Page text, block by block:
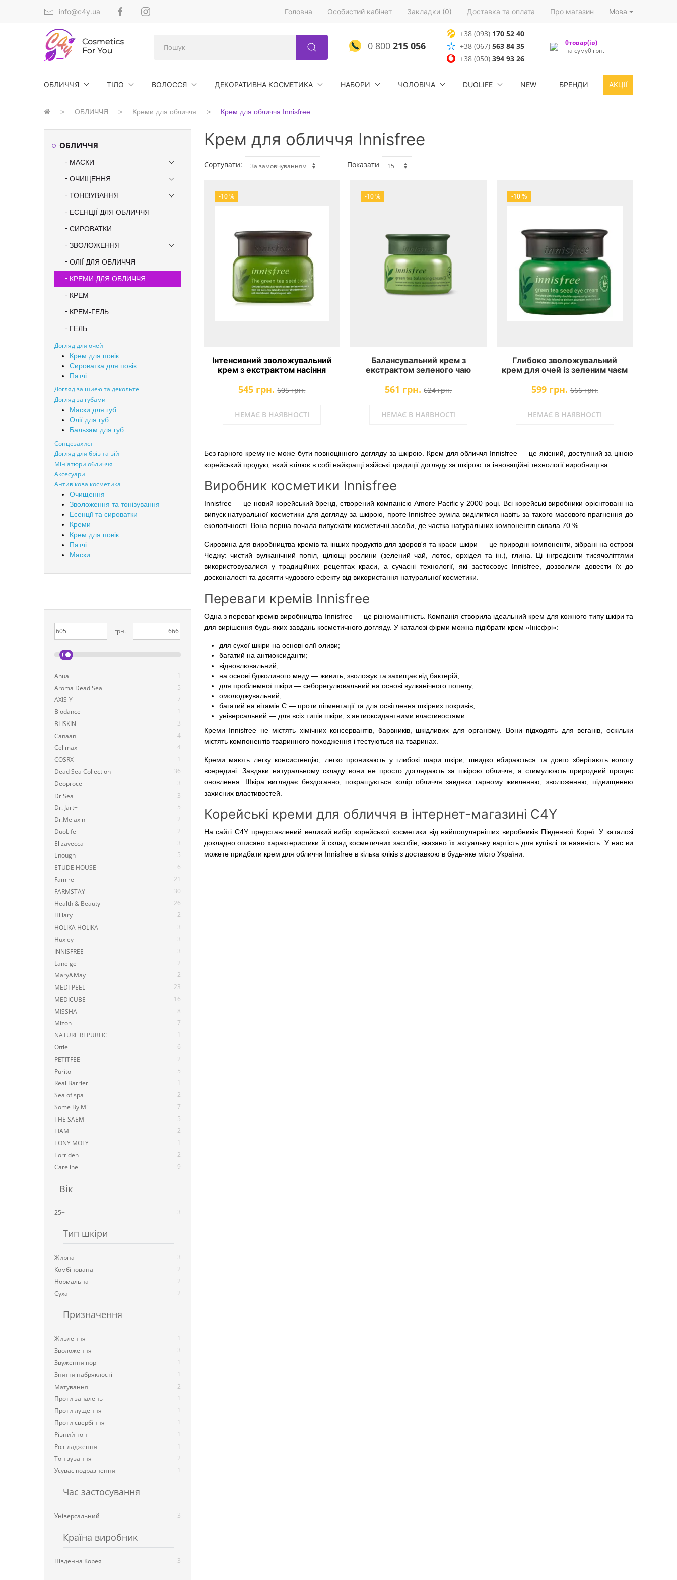
info@c4y.ua Головна Особистий кабінет Закладки (0) Доставка та оплата Про магазин Мова
0 800215 056
+38 (093) 170 52 40
+38 (067) 563 84 35
+38 (050)394 93 26
0товар(ів)
на суму0 грн.
ОБЛИЧЧЯ ТІЛО ВОЛОССЯ ДЕКОРАТИВНА КОСМЕТИКА НАБОРИ ЧОЛОВІЧА DUOLIFE NEW БРЕНДИ АКЦІЇ
ОБЛИЧЧЯ Креми для обличчя Крем для обличчя Innisfree
ОБЛИЧЧЯ
МАСКИ
ОЧИЩЕННЯ
ТОНІЗУВАННЯ
ЕСЕНЦІЇ ДЛЯ ОБЛИЧЧЯ
СИРОВАТКИ
ЗВОЛОЖЕННЯ
ОЛІЇ ДЛЯ ОБЛИЧЧЯ
КРЕМИ ДЛЯ ОБЛИЧЧЯ
КРЕМ
КРЕМ-ГЕЛЬ
ГЕЛЬ
Догляд для очей
Крем для повік
Сироватка для повік
Патчі
Догляд за шиєю та декольте
Догляд за губами
Маски для губ
Олії для губ
Бальзам для губ
Сонцезахист
Догляд для брів та вій
Мініатюри обличчя
Аксесуари
Антивікова косметика
Очищення
Зволоження та тонізування
Есенції та сироватки
Креми
Крем для повік
Патчі
Маски
грн.
Anua
1
Aroma Dead Sea
5
AXIS-Y
7
Biodance
1
BLISKIN
3
Canaan
4
Celimax
4
COSRX
1
Dead Sea Collection
36
Deoproce
3
Dr Sea
3
Dr. Jart+
5
Dr.Melaxin
2
DuoLife
2
Elizavecca
3
Enough
5
ETUDE HOUSE
6
Famirel
21
FARMSTAY
30
Health & Beauty
26
Hillary
2
HOLIKA HOLIKA
3
Huxley
3
INNISFREE
3
Laneige
2
Mary&May
2
MEDI-PEEL
23
MEDICUBE
16
MISSHA
8
Mizon
7
NATURE REPUBLIC
1
Ottie
6
PETITFEE
2
Purito
5
Real Barrier
1
Sea of spa
2
Some By Mi
7
THE SAEM
5
TIAM
2
TONY MOLY
1
Torriden
2
Careline
9
Вік
25+ 3
Тип шкіри
Жирна
3
Комбінована
2
Нормальна
2
Суха
2
Призначення
Живлення
1
Зволоження
3
Звуження пор
1
Зняття набряклості
1
Матування
2
Проти запалень
1
Проти лущення
1
Проти свербіння
1
Рівний тон
1
Розгладження
1
Тонізування
2
Усуває подразнення
1
Час застосування
Універсальний 3
Країна виробник
Південна Корея 3
Крем для обличчя Innisfree
Сортувати: Показати
-10 %
Інтенсивний зволожувальний
крем з екстрактом насіння
зеленого чаю Innisfree The
Green Tea Seed Cream
545 грн. 605 грн.
НЕМАЄ В НАЯВНОСТІ
-10 %
Балансувальний крем з
екстрактом зеленого чаю
Innisfree Green Tea Balancing
Cream EX
561 грн. 624 грн.
НЕМАЄ В НАЯВНОСТІ
-10 %
Глибоко зволожувальний
крем для очей із зеленим чаєм
Innisfree Green Tea Seed Eye
Cream
599 грн. 666 грн.
НЕМАЄ В НАЯВНОСТІ
Без гарного крему не може бути повноцінного догляду за шкірою. Крем для обличчя Innisfree — це якісний, доступний за ціною
корейський продукт, який втілює в собі найкращі азійські традиції догляду за шкірою та інноваційні технології виробництва.
Виробник косметики Innisfree
Innisfree — це новий корейський бренд, створений компанією Amore Pacific у 2000 році. Всі корейські виробники орієнтовані на
випуск натуральної косметики для догляду за шкірою, проте Innisfree зуміла виділитися навіть за такого масового прагнення до
екологічності. Вона перша почала випускати косметичні засоби, де частка натуральних компонентів склала 70 %.
Сировина для виробництва кремів та інших продуктів для здоров'я та краси шкіри — це природні компоненти, зібрані на острові
Чеджу: чистий вулканічний попіл, цілющі рослини (зелений чай, лотос, орхідея та ін.), глина. Ці інгредієнти тисячоліттями
використовувалися у традиційних рецептах краси, а сучасні технології, які застосовує Innisfree, дозволили довести їх до
досконалості та досягти чудового ефекту від використання натуральної косметики.
Переваги кремів Innisfree
Одна з переваг кремів виробництва Innisfree — це різноманітність. Компанія створила ідеальний крем для кожного типу шкіри та
для вирішення будь-яких завдань косметичного догляду. У каталозі фірми можна підібрати крем «Інісфрі»:
для сухої шкіри на основі олії оливи;
багатий на антиоксиданти;
відновлювальний;
на основі бджолиного меду — живить, зволожує та захищає від бактерій;
для проблемної шкіри — себорегулювальний на основі вулканічного попелу;
омолоджувальний;
багатий на вітамін С — проти пігментації та для освітлення шкірних покривів;
універсальний — для всіх типів шкіри, з антиоксидантними властивостями.
Креми Innisfree не містять хімічних консервантів, барвників, шкідливих для організму. Вони підходять для веганів, оскільки
містять компонентів тваринного походження і тестуються на тваринах.
Креми мають легку консистенцію, легко проникають у глибокі шари шкіри, швидко вбираються та довго зберігають вологу
всередині. Завдяки натуральному складу вони не просто доглядають за шкірою обличчя, а стимулюють природний процес
оновлення. Шкіра виглядає бездоганно, покращується колір обличчя завдяки гарному живленню, зволоженню, підвищенню
захисних властивостей.
Корейські креми для обличчя в інтернет-магазині C4Y
На сайті C4Y представлений великий вибір корейської косметики від найпопулярніших виробників Південної Кореї. У каталозі
докладно описано характеристики й склад косметичних засобів, вказано їх актуальну вартість для купівлі та наявність. У нас ви
можете придбати крем для обличчя Innisfree в кілька кліків з доставкою в будь-яке місто України.